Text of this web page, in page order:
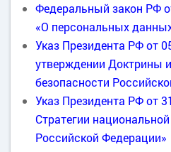
Федеральный закон РФ
«О персональных
Указ Президента РФ от
утверждении Доктрины
безопасности
Указ Президента РФ от
Стратегии
Российской Федерации»